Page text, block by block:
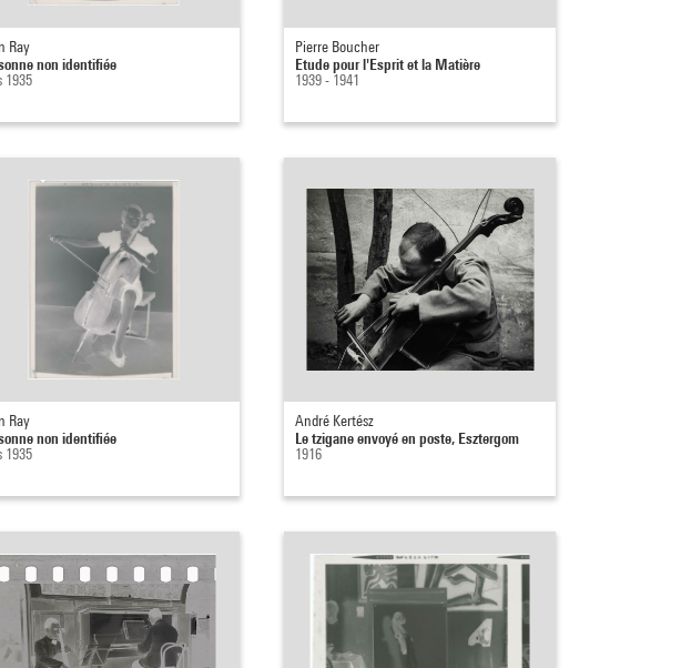
Ray
non identifiée
1935
Pierre Boucher
Etude pour l'Esprit et la Matière
1939 - 1941
Ray
non identifiée
1935
André Kertész
Le tzigane envoyé en poste, Esztergom
1916